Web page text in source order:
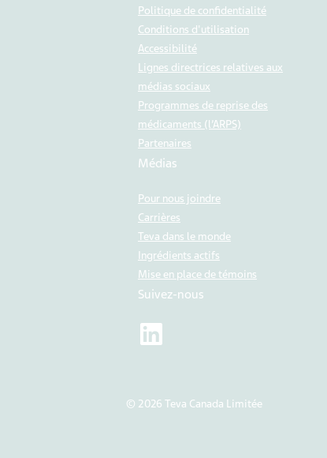
Politique de confidentialité
Conditions d'utilisation
Accessibilité
Lignes directrices relatives aux
médias sociaux
Programmes de reprise des
médicaments (l’ARPS)
Partenaires
Médias
Pour nous joindre
Carrières
Teva dans le monde
Ingrédients actifs
Mise en place de témoins
Suivez-nous
© 2026 Teva Canada Limitée